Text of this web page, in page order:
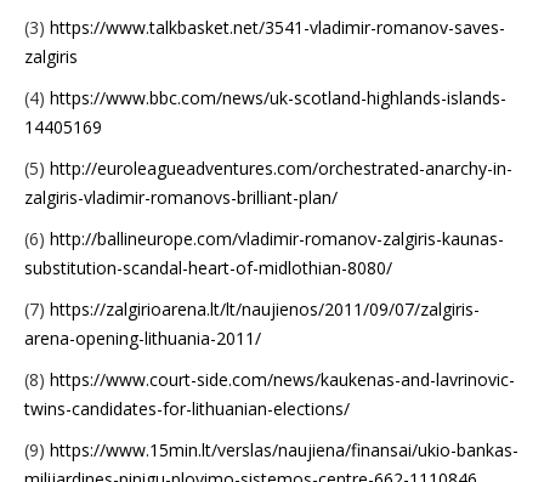
(3) https://www.talkbasket.net/3541-vladimir-romanov-saves-
zalgiris
(4) https://www.bbc.com/news/uk-scotland-highlands-islands-
14405169
(5) http://euroleagueadventures.com/orchestrated-anarchy-in-
zalgiris-vladimir-romanovs-brilliant-plan/
(6) http://ballineurope.com/vladimir-romanov-zalgiris-kaunas-
substitution-scandal-heart-of-midlothian-8080/
(7) https://zalgirioarena.lt/lt/naujienos/2011/09/07/zalgiris-
arena-opening-lithuania-2011/
(8) https://www.court-side.com/news/kaukenas-and-lavrinovic-
twins-candidates-for-lithuanian-elections/
(9) https://www.15min.lt/verslas/naujiena/finansai/ukio-bankas-